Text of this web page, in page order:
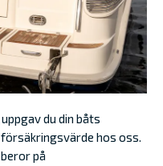
du din båts
hos oss.
på